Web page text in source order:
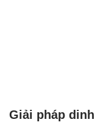
Giải pháp